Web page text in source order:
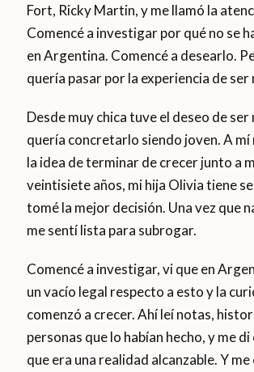
Fort, Ricky Martin, y me llamó la
Comencé a investigar por qué no se
en Argentina. Comencé a desearlo.
quería pasar por la experiencia de ser
Desde muy chica tuve el deseo de ser
quería concretarlo siendo joven. A mí
la idea de terminar de crecer junto a
veintisiete años, mi hija Olivia tiene
tomé la mejor decisión. Una vez que
me sentí lista para subrogar.
Comencé a investigar, vi que en
un vacío legal respecto a esto y la
comenzó a crecer. Ahí leí notas,
personas que lo habían hecho, y me
que era una realidad alcanzable. Y